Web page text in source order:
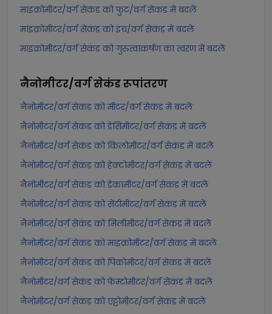
माइक्रोमीटर/वर्ग सेकंड को फुट/वर्ग सेकंड में बदलें
माइक्रोमीटर/वर्ग सेकंड को इंच/वर्ग सेकंड में बदलें
माइक्रोमीटर/वर्ग सेकंड को गुरुत्वाकर्षण का त्वरण में बदलें
नैनोमीटर/वर्ग सेकंडरूपांतरण
नैनोमीटर/वर्ग सेकंड को मीटर/वर्ग सेकंड में बदलें
नैनोमीटर/वर्ग सेकंड को डेसिमीटर/वर्ग सेकंड में बदलें
नैनोमीटर/वर्ग सेकंड को किलोमीटर/वर्ग सेकंड में बदलें
नैनोमीटर/वर्ग सेकंड को हेक्टोमीटर/वर्ग सेकंड में बदलें
नैनोमीटर/वर्ग सेकंड को डेकामीटर/वर्ग सेकंड में बदलें
नैनोमीटर/वर्ग सेकंड को सेंटीमीटर/वर्ग सेकंड में बदलें
नैनोमीटर/वर्ग सेकंड को मिलीमीटर/वर्ग सेकंड में बदलें
नैनोमीटर/वर्ग सेकंड को माइक्रोमीटर/वर्ग सेकंड में बदलें
नैनोमीटर/वर्ग सेकंड को पिकोमीटर/वर्ग सेकंड में बदलें
नैनोमीटर/वर्ग सेकंड को फेम्टोमीटर/वर्ग सेकंड में बदलें
नैनोमीटर/वर्ग सेकंड को एट्टोमीटर/वर्ग सेकंड में बदलें